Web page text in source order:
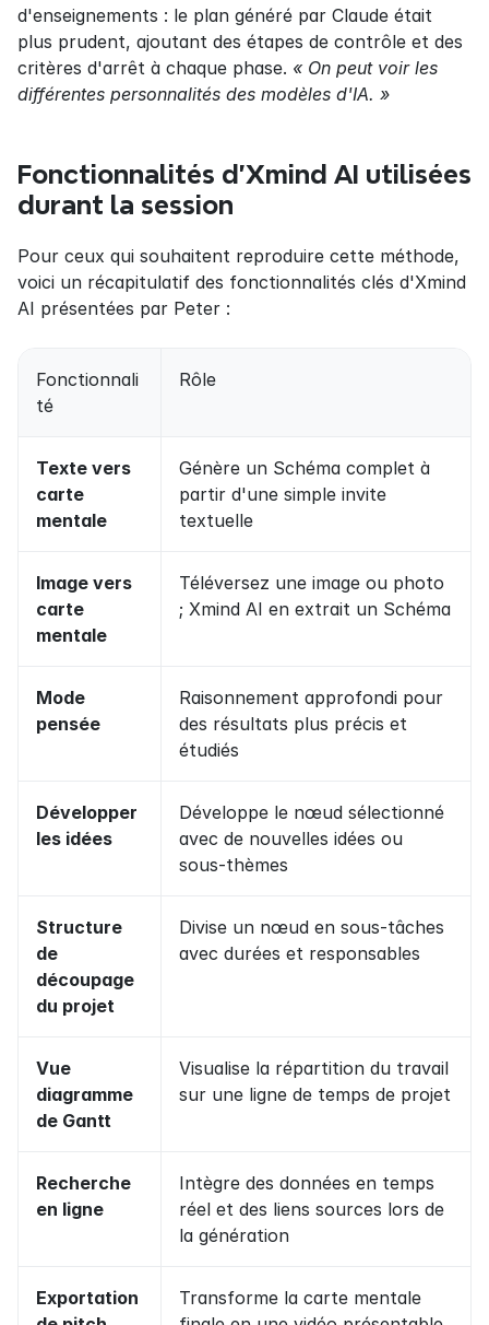
d'enseignements : le plan généré par Claude était
plus prudent, ajoutant des étapes de contrôle et des
critères d'arrêt à chaque phase. « On peut voir les
différentes personnalités des modèles d'IA. »
Fonctionnalités d'Xmind AI utilisées
durant la session
Pour ceux qui souhaitent reproduire cette méthode,
voici un récapitulatif des fonctionnalités clés d'Xmind
AI présentées par Peter :
Fonctionnali
té
Rôle
Texte vers
carte
mentale
Génère un Schéma complet à
partir d'une simple invite
textuelle
Image vers
carte
mentale
Téléversez une image ou photo
; Xmind AI en extrait un Schéma
Mode
pensée
Raisonnement approfondi pour
des résultats plus précis et
étudiés
Développer
les idées
Développe le nœud sélectionné
avec de nouvelles idées ou
sous-thèmes
Structure
de
découpage
du projet
Divise un nœud en sous-tâches
avec durées et responsables
Vue
diagramme
de Gantt
Visualise la répartition du travail
sur une ligne de temps de projet
Recherche
en ligne
Intègre des données en temps
réel et des liens sources lors de
la génération
Exportation
Transforme la carte mentale